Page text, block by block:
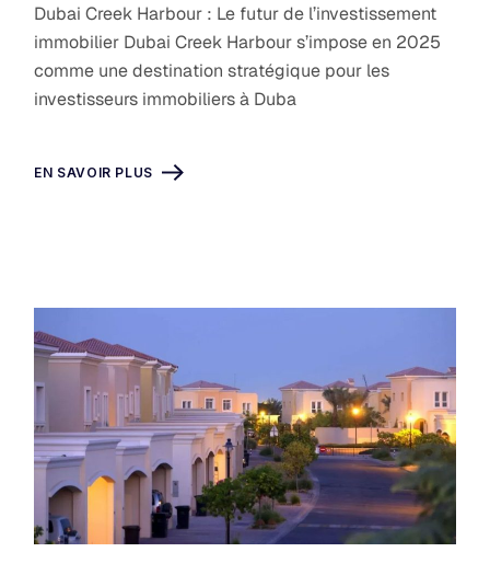
Dubai Creek Harbour : Le futur de l’investissement
immobilier Dubai Creek Harbour s’impose en 2025
comme une destination stratégique pour les
investisseurs immobiliers à Duba
EN SAVOIR PLUS